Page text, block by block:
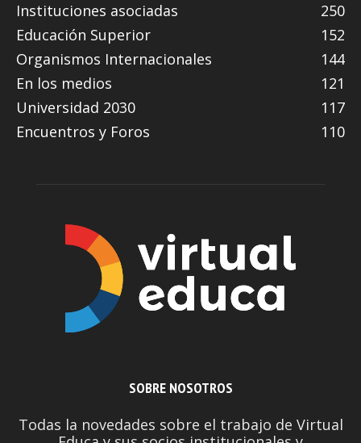
Instituciones asociadas
250
Educación Superior
152
Organismos Internacionales
144
En los medios
121
Universidad 2030
117
Encuentros y Foros
110
SOBRE NOSOTROS
Todas la novedades sobre el trabajo de Virtual